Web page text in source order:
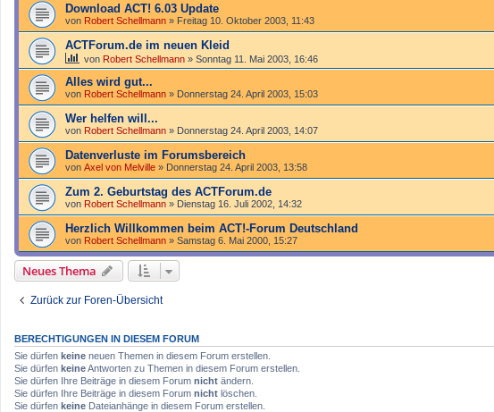
Download ACT! 6.03 Update
von Robert Schellmann » Freitag 10. Oktober 2003, 11:43
ACTForum.de im neuen Kleid
von Robert Schellmann » Sonntag 11. Mai 2003, 16:46
Alles wird gut...
von Robert Schellmann » Donnerstag 24. April 2003, 15:03
Wer helfen will...
von Robert Schellmann » Donnerstag 24. April 2003, 14:07
Datenverluste im Forumsbereich
von Axel von Melville » Donnerstag 24. April 2003, 13:58
Zum 2. Geburtstag des ACTForum.de
von Robert Schellmann » Dienstag 16. Juli 2002, 14:32
Herzlich Willkommen beim ACT!-Forum Deutschland
von Robert Schellmann » Samstag 6. Mai 2000, 15:27
Neues Thema
Zurück zur Foren-Übersicht
BERECHTIGUNGEN IN DIESEM FORUM
Sie dürfen keine neuen Themen in diesem Forum erstellen.
Sie dürfen keineAntworten zu Themen in diesem Forum erstellen.
Sie dürfen Ihre Beiträge in diesem Forum nicht ändern.
Sie dürfen Ihre Beiträge in diesem Forum nicht löschen.
Sie dürfen keine Dateianhänge in diesem Forum erstellen.